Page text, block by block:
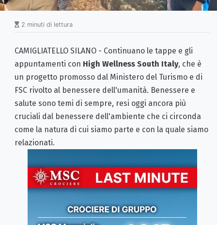
2 minuti di lettura
CAMIGLIATELLO SILANO - Continuano le tappe e gli
appuntamenti con High Wellness South Italy, che è
un progetto promosso dal Ministero del Turismo e di
FSC rivolto al benessere dell'umanità. Benessere e
salute sono temi di sempre, resi oggi ancora più
cruciali dal benessere dell'ambiente che ci circonda
come la natura di cui siamo parte e con la quale siamo
relazionati.